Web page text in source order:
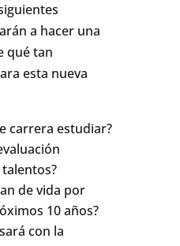
a hacer una
qué tan
esta nueva
carrera estudiar?
de vida por
10 años?
con la